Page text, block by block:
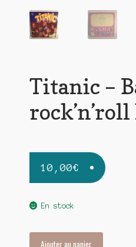
Titanic –
10,00€
En stock
Ajouter au panier